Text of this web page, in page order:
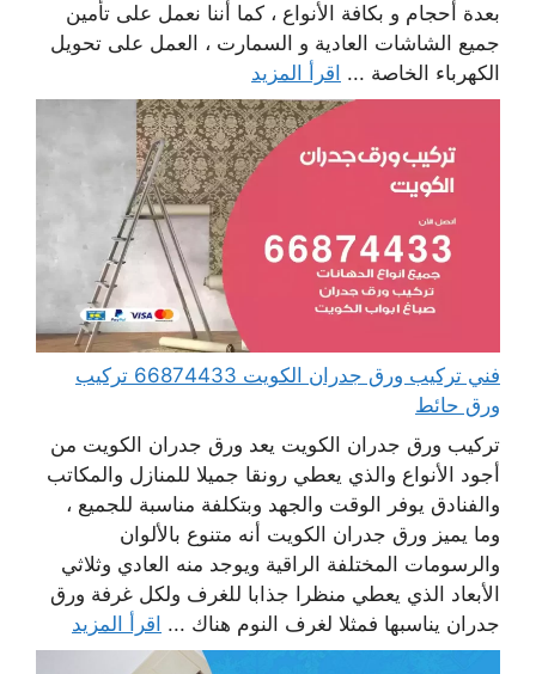
بعدة أحجام و بكافة الأنواع ، كما أننا نعمل على تأمين
جميع الشاشات العادية و السمارت ، العمل على تحويل
الكهرباء الخاصة ... اقرأ المزيد
فني تركيب ورق جدران الكويت 66874433 تركيب
ورق حائط
تركيب ورق جدران الكويت يعد ورق جدران الكويت من
أجود الأنواع والذي يعطي رونقا جميلا للمنازل والمكاتب
والفنادق يوفر الوقت والجهد وبتكلفة مناسبة للجميع ،
وما يميز ورق جدران الكويت أنه متنوع بالألوان
والرسومات المختلفة الراقية ويوجد منه العادي وثلاثي
الأبعاد الذي يعطي منظرا جذابا للغرف ولكل غرفة ورق
جدران يناسبها فمثلا لغرف النوم هناك ... اقرأ المزيد